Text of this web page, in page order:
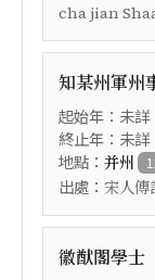
cha jian
知某州軍州
起始年：未詳
終止年：未詳
地點： 并州
出處： 宋人傳
徽猷閣學士